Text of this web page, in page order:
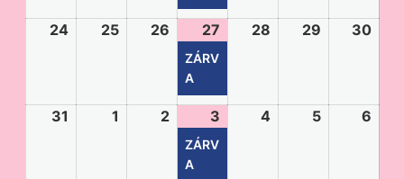
24 25 26 27
ZÁRV
A
28 29 30
31 1 2 3
ZÁRV
A
4 5 6